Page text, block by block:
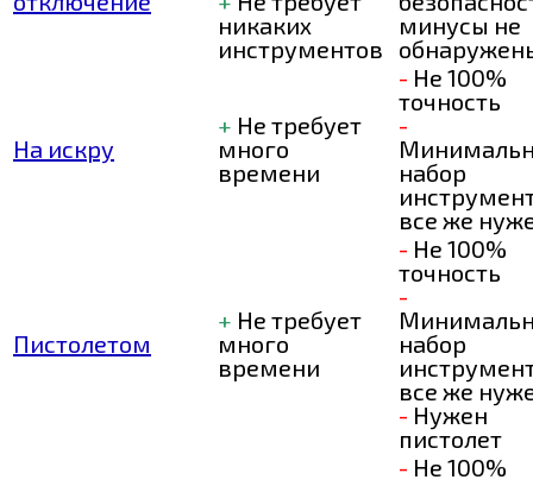
никаких
инструментов
минусы не
На искру
+ Не требует
много
времени
- Не 100%
точность
-
набор
все же
Пистолетом
+ Не требует
много
времени
- Не 100%
точность
-
набор
все же
- Нужен
пистолет
- Не 100%